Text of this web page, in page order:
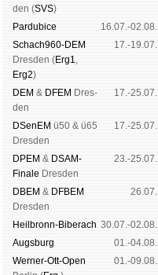
den (SVS)
Pardu­bice
16.07.-02.08.
Schach960-DEM
Dres­den (Erg1,
Erg2)
17.-19.07.
DEM & DFEM Dres­
den
17.-25.07.
DSenEM ü50 & ü65
Dres­den
17.-25.07.
DPEM & DSAM-
Finale Dres­den
23.-25.07.
DBEM & DFBEM
Dres­den
26.07.
Heil­bronn-Bi­ber­ach 30.07.-02.08.
Augs­burg
01.-04.08.
Werner-Ott-Open
01.-09.08.